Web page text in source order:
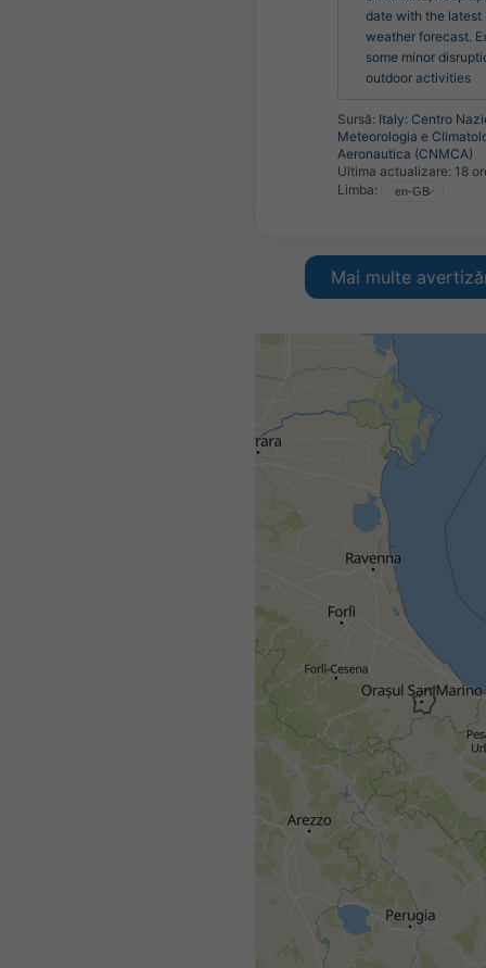
date with the latest
weather forecast.
some minor
outdoor activities
Sursă: Italy: Centro
Meteorologia e
Aeronautica (CNMCA)
Ultima actualizare: 18
Limba:
Mai multe